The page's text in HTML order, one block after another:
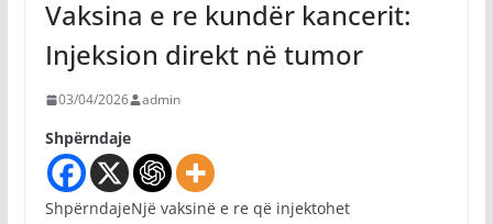
Vaksina e re kundër kancerit:
Injeksion direkt në tumor
03/04/2026 admin
Shpërndaje
ShpërndajeNjë vaksinë e re që injektohet